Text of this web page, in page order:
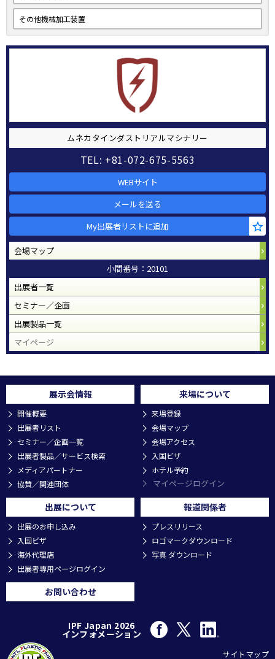
その他機械加工装置
ムネカタインダストリアルマシナリー
TEL: +81-072-675-5563
WEBサイト
メールを送る
My出展者リストに追加
会場マップ
小間番号：20101
出展者一覧
セミナー／企画
出展製品一覧
マイページ
展示会情報
開催概要
出展者リスト
セミナー／企画一覧
出展者製品／サービス検索
メディアパートナー
協賛／関連団体
来場について
来場登録
会場マップ
会場アクセス
入国ビザ
ホテル予約
マイページログイン
出展について
出展のお申し込み
入国ビザ
海外代理店
出展者専用ページログイン
報道関係者
プレスリリース
ロゴマークダウンロード
写真 ダウンロード
お問い合わせ
IPF Japan 2026
インフォメーション
サイトマップ